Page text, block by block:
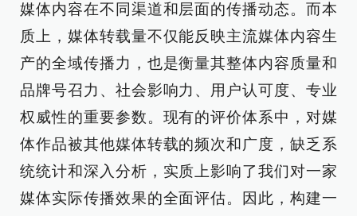
媒体内容在不同渠道和层面的传播动态。而本
质上，媒体转载量不仅能反映主流媒体内容生
产的全域传播力，也是衡量其整体内容质量和
品牌号召力、社会影响力、用户认可度、专业
权威性的重要参数。现有的评价体系中，对媒
体作品被其他媒体转载的频次和广度，缺乏系
统统计和深入分析，实质上影响了我们对一家
媒体实际传播效果的全面评估。因此，构建一